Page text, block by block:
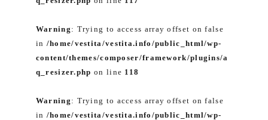
Warning : Trying to access array offset on false
in /home/vestita/vestita.info/public_html/wp-
content/themes/composer/framework/plugins/a
q_resizer.php on line 118
Warning : Trying to access array offset on false
in /home/vestita/vestita.info/public_html/wp-